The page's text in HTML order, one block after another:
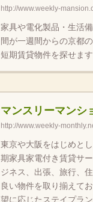
http://www.weekly-
家具や電化製品・生活
間が一週間からの京都
短期賃貸物件を探せま
マンスリーマンシ
http://www.weekly-
東京や大阪をはじめと
期家具家電付き賃貸サ
ジネス、出張、旅行、
良い物件を取り揃えて
望に応じたステイプラ